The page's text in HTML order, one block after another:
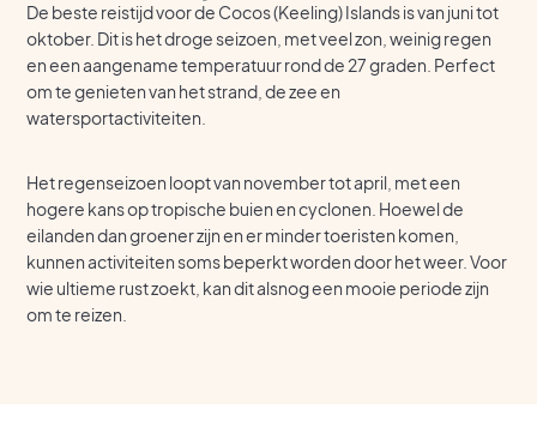
De beste reistijd voor de Cocos (Keeling) Islands is van juni tot
oktober. Dit is het droge seizoen, met veel zon, weinig regen
en een aangename temperatuur rond de 27 graden. Perfect
om te genieten van het strand, de zee en
watersportactiviteiten.
Het regenseizoen loopt van november tot april, met een
hogere kans op tropische buien en cyclonen. Hoewel de
eilanden dan groener zijn en er minder toeristen komen,
kunnen activiteiten soms beperkt worden door het weer. Voor
wie ultieme rust zoekt, kan dit alsnog een mooie periode zijn
om te reizen.